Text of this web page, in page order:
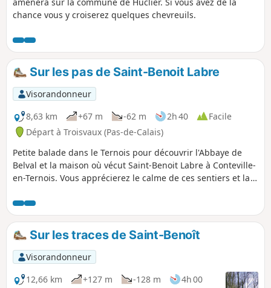
chance vous y croiserez quelques chevreuils.
Sur les pas de Saint-Benoit Labre
Visorandonneur
8,63 km
+67 m -62 m 2h 40
Facile
Départ à Troisvaux (Pas-de-Calais)
Petite balade dans le Ternois pour découvrir l'Abbaye de
Belval et la maison où vécut Saint-Benoit Labre à Conteville-
en-Ternois. Vous apprécierez le calme de ces sentiers et la
Sur les traces de Saint-Benoît
Visorandonneur
12,66 km
+127 m -128 m
4h 00